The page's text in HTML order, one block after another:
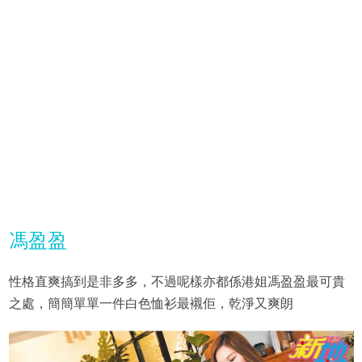
馮盈盈
性格直爽搞到是非多多，不過呢樣亦都係港姐馮盈盈最可貴
之處，簡簡單單一件白色恤衫最襯佢，乾淨又爽朗